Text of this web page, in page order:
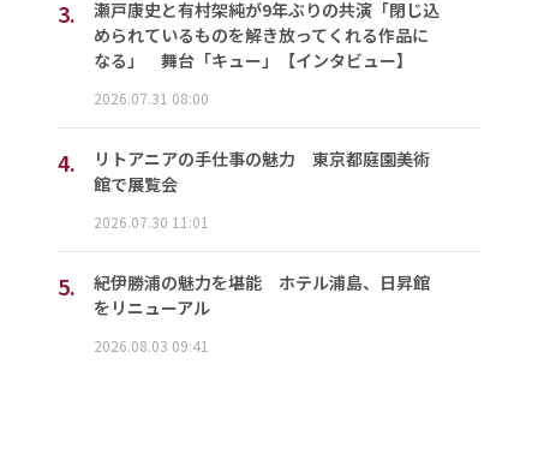
3.
瀬戸康史と有村架純が9年ぶりの共演「閉じ込
められているものを解き放ってくれる作品に
なる」 舞台「キュー」【インタビュー】
2026.07.31 08:00
4.
リトアニアの手仕事の魅力 東京都庭園美術
館で展覧会
2026.07.30 11:01
5.
紀伊勝浦の魅力を堪能 ホテル浦島、日昇館
をリニューアル
2026.08.03 09:41